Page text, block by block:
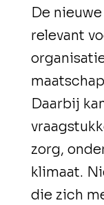
De
relevant
Daarbij
zorg,
klimaat.
die zich